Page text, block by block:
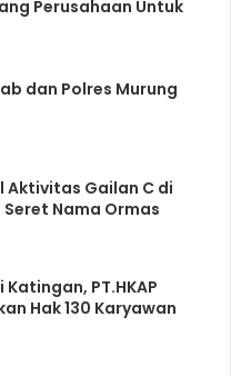
Perusahaan Untuk
dan Polres Murung
Aktivitas Gailan C di
Nama Ormas
PT.HKAP
Hak 130 Karyawan